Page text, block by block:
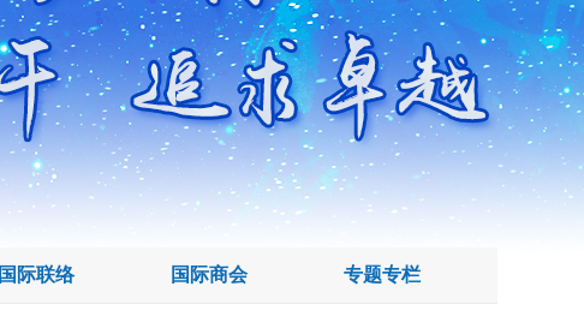
国际联络 国际商会 专题专栏